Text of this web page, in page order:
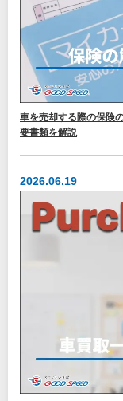
車を売却する際の保険
要書類を解説
2026.06.19